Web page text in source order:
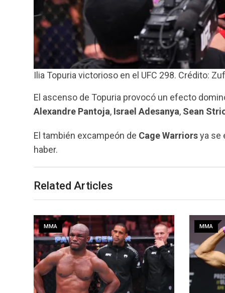
Ilia Topuria victorioso en el UFC 298. Crédito:
El ascenso de Topuria provocó un efecto
Alexandre Pantoja, Israel Adesanya, Sean
El también excampeón de Cage Warriorsya se
haber.
Related Articles
MMA MMA